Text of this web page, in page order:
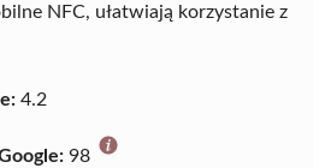
NFC, ułatwiają korzystanie z
4.2
98